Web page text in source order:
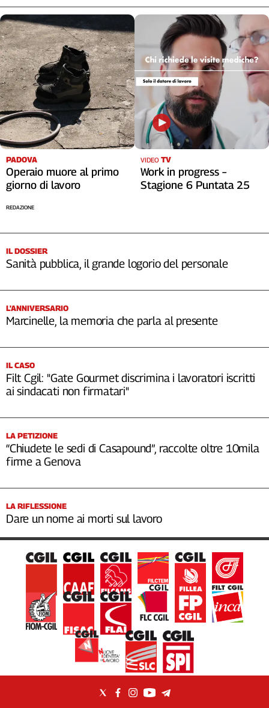
PADOVA
Operaio muore al primo
giorno di lavoro
REDAZIONE
VIDEO TV
Work in progress –
Stagione 6 Puntata 25
IL DOSSIER
Sanità pubblica, il grande logorio del personale
L'ANNIVERSARIO
Marcinelle, la memoria che parla al presente
IL CASO
Filt Cgil: "Gate Gourmet discrimina i lavoratori iscritti
ai sindacati non firmatari"
LA PETIZIONE
“Chiudete le sedi di Casapound”, raccolte oltre 10mila
firme a Genova
LA RIFLESSIONE
Dare un nome ai morti sul lavoro